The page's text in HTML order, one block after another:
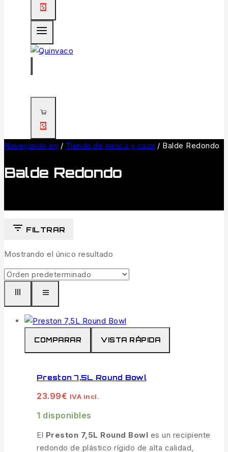
0
0
Navegando en / Tienda de pesca y caza / Balde Redondo
Balde Redondo
FILTRAR
Mostrando el único resultado
COMPARAR VISTA RÁPIDA
Preston 7,5L Round Bowl
23.99€ IVA incl.
1 disponibles
El Preston 7,5L Round Bowl es un recipiente
redondo de plástico rígido de alta calidad,